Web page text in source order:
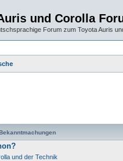
und Corolla
Forum zum Toyota Auris
und der Technik